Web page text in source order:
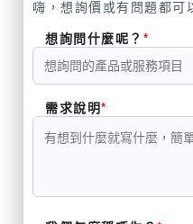
嗨，想詢價或有問題都
想詢問什麼呢？
需求說明